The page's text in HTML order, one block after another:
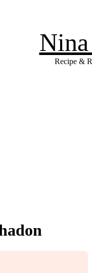
Recipe &